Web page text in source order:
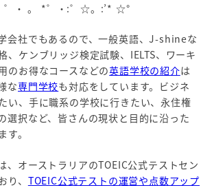
・ 。 *゜・:゜☆。:’* ☆°
会社でもあるので、一般英語、J-shineな
、ケンブリッジ検定試験、IELTS、ワーキ
のお得なコースなどの英語学校の紹介は
な専門学校も対応をしています。ビジネ
い、手に職系の学校に行きたい、永住権
選択など、皆さんの現状と目的に沿った
。
、オーストラリアのTOEIC公式テストセン
、 TOEIC公式テストの運営や点数アップ